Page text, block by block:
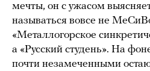
мечты, он с ужасом
называться вовсе не
«Металлогорское
а «Русский студень». На
почти незамеченными